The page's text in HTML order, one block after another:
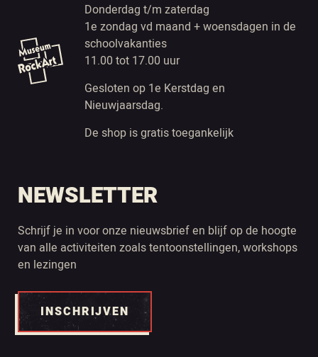
Donderdag t/m zaterdag
1e zondag vd maand + woensdagen in de
schoolvakanties
11.00 tot 17.00 uur
Gesloten op 1e Kerstdag en
Nieuwjaarsdag.
De shop is gratis toegankelijk
NEWSLETTER
Schrijf je in voor onze nieuwsbrief en blijf op de hoogte
van alle activiteiten zoals tentoonstellingen, workshops
en lezingen
INSCHRIJVEN